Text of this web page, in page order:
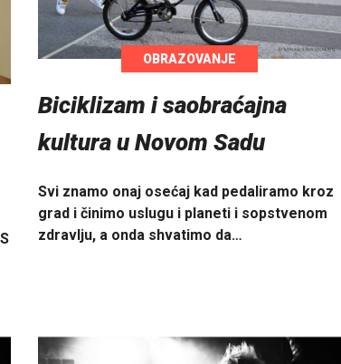
OBRAZOVANJE
Biciklizam i saobraćajna
kultura u Novom Sadu
Svi znamo onaj osećaj kad pedaliramo kroz
grad i činimo uslugu i planeti i sopstvenom
zdravlju, a onda shvatimo da…